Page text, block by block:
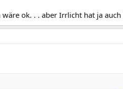
ok. . . aber Irrlicht hat ja